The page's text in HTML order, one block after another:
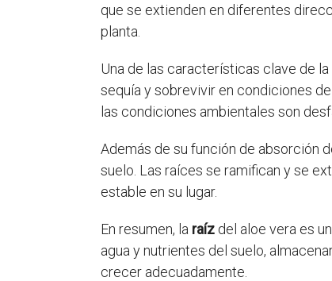
que se extienden en diferentes
planta.
Una de las características clave de la
sequía y sobrevivir en condiciones
las condiciones ambientales son
Además de su función de absorción
suelo. Las raíces se ramifican y se
estable en su lugar.
En resumen, la raíz del aloe vera es
agua y nutrientes del suelo,
crecer adecuadamente.